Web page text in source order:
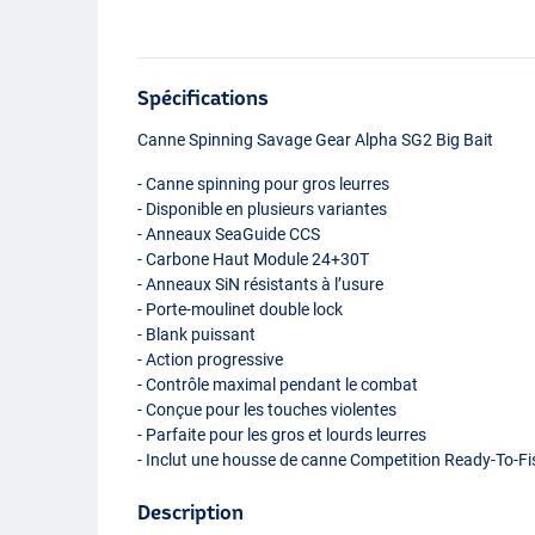
Spécifications
Canne Spinning Savage Gear Alpha SG2 Big Bait
- Canne spinning pour gros leurres
- Disponible en plusieurs variantes
- Anneaux SeaGuideCCS
- Carbone Haut Module 24+30T
- Anneaux SiN résistants à l’usure
- Porte-moulinet double lock
- Blank puissant
- Action progressive
- Contrôle maximal pendant le combat
- Conçue pour les touches violentes
- Parfaite pour les gros et lourds leurres
- Inclut une housse de canne Competition Ready-To-
Description